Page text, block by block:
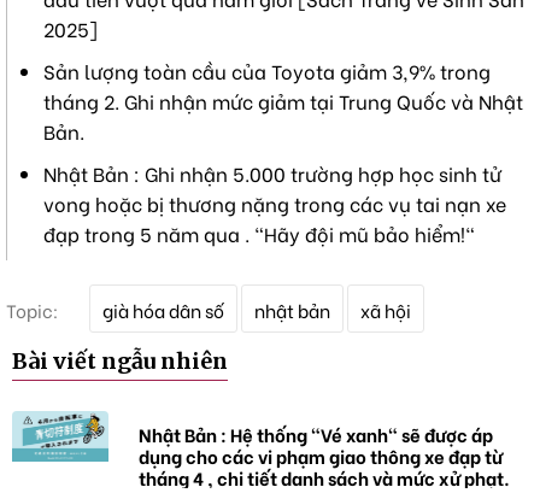
2025]
Sản lượng toàn cầu của Toyota giảm 3,9% trong
tháng 2. Ghi nhận mức giảm tại Trung Quốc và Nhật
Bản.
Nhật Bản : Ghi nhận 5.000 trường hợp học sinh tử
vong hoặc bị thương nặng trong các vụ tai nạn xe
đạp trong 5 năm qua . "Hãy đội mũ bảo hiểm!"
Topic:
k
h
a
già hóa dân số nhật bản xã hội
Bài viết ngẫu nhiên
Nhật Bản : Hệ thống "Vé xanh" sẽ được áp
dụng cho các vi phạm giao thông xe đạp từ
tháng 4 , chi tiết danh sách và mức xử phạt.